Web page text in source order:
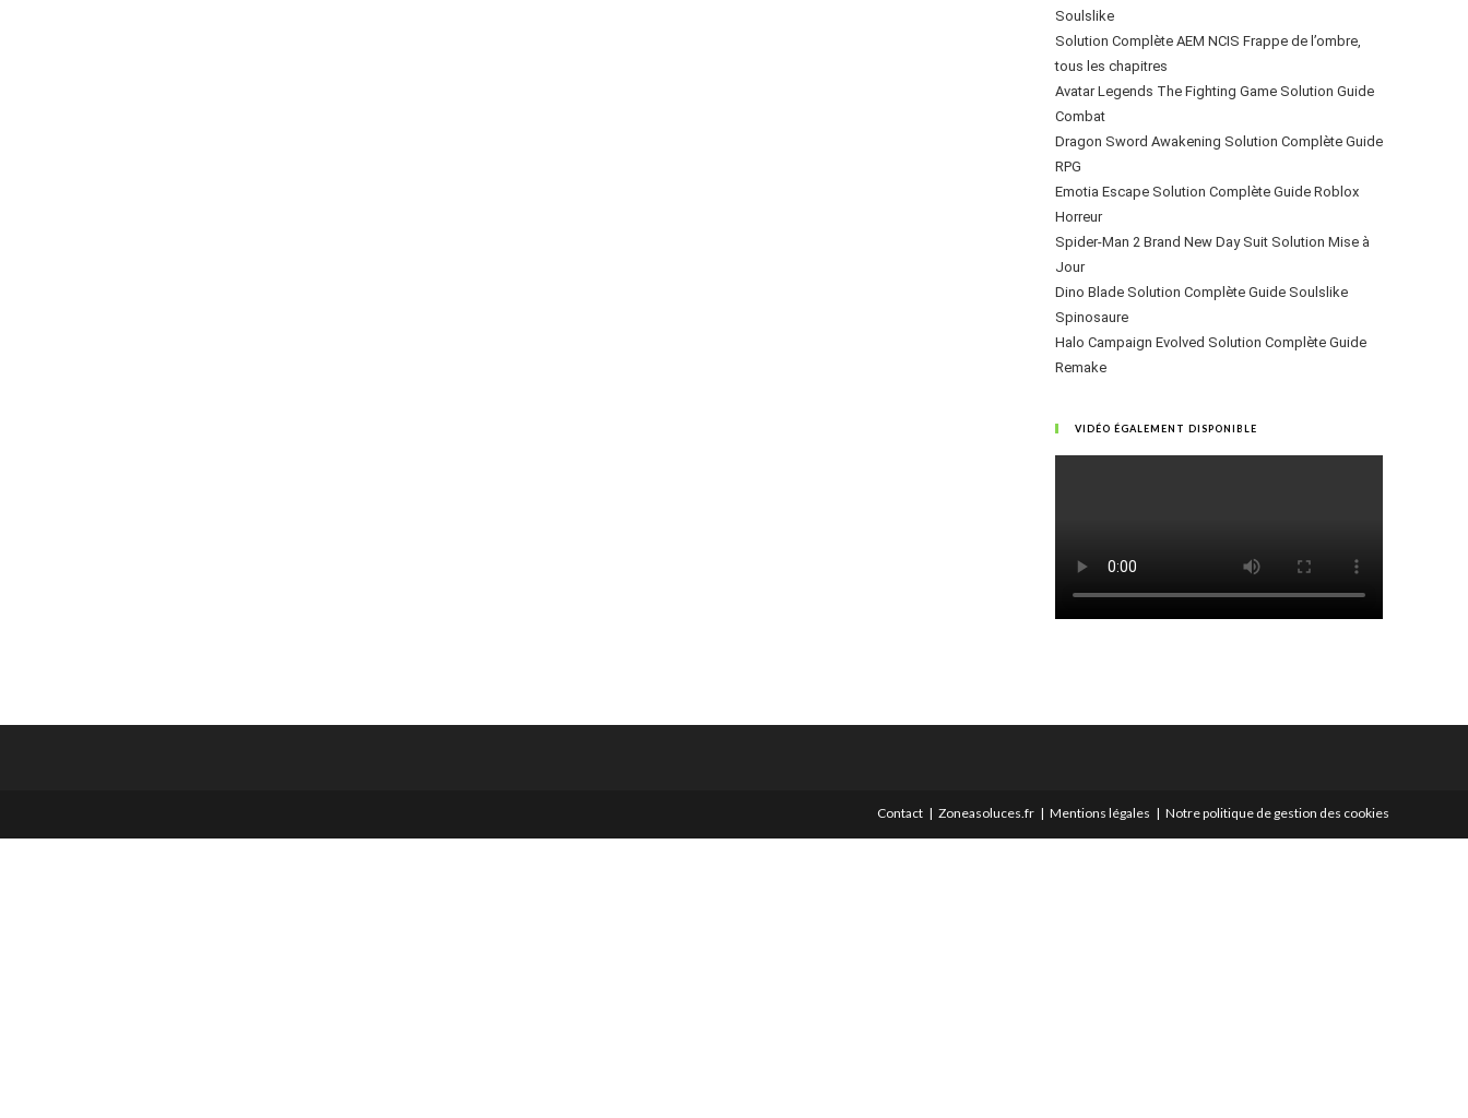
Soulslike
Solution Complète AEM NCIS Frappe de l’ombre,
tous les chapitres
Avatar Legends The Fighting Game Solution Guide
Combat
Dragon Sword Awakening Solution Complète Guide
RPG
Emotia Escape Solution Complète Guide Roblox
Horreur
Spider-Man 2 Brand New Day Suit Solution Mise à
Jour
Dino Blade Solution Complète Guide Soulslike
Spinosaure
Halo Campaign Evolved Solution Complète Guide
Remake
VIDÉO ÉGALEMENT DISPONIBLE
Contact Zoneasoluces.fr Mentions légales Notre politique de gestion des cookies